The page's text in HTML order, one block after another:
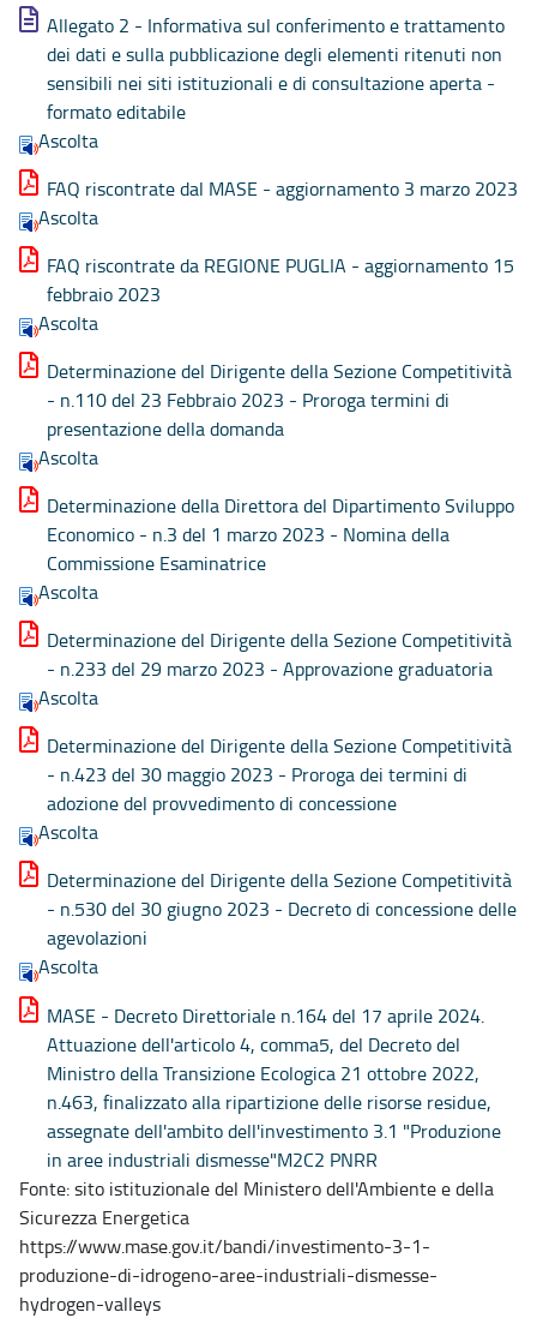
Allegato 2 - Informativa sul conferimento e trattamento
dei dati e sulla pubblicazione degli elementi ritenuti non
sensibili nei siti istituzionali e di consultazione aperta -
formato editabile
Ascolta
FAQ riscontrate dal MASE - aggiornamento 3 marzo 2023
Ascolta
FAQ riscontrate da REGIONE PUGLIA - aggiornamento 15
febbraio 2023
Ascolta
Determinazione del Dirigente della Sezione Competitività
- n.110 del 23 Febbraio 2023 - Proroga termini di
presentazione della domanda
Ascolta
Determinazione della Direttora del Dipartimento Sviluppo
Economico - n.3 del 1 marzo 2023 - Nomina della
Commissione Esaminatrice
Ascolta
Determinazione del Dirigente della Sezione Competitività
- n.233 del 29 marzo 2023 - Approvazione graduatoria
Ascolta
Determinazione del Dirigente della Sezione Competitività
- n.423 del 30 maggio 2023 - Proroga dei termini di
adozione del provvedimento di concessione
Ascolta
Determinazione del Dirigente della Sezione Competitività
- n.530 del 30 giugno 2023 - Decreto di concessione delle
agevolazioni
Ascolta
MASE - Decreto Direttoriale n.164 del 17 aprile 2024.
Attuazione dell'articolo 4, comma5, del Decreto del
Ministro della Transizione Ecologica 21 ottobre 2022,
n.463, finalizzato alla ripartizione delle risorse residue,
assegnate dell'ambito dell'investimento 3.1 "Produzione
in aree industriali dismesse"M2C2 PNRR
Fonte: sito istituzionale del Ministero dell'Ambiente e della
Sicurezza Energetica
https://www.mase.gov.it/bandi/investimento-3-1-
produzione-di-idrogeno-aree-industriali-dismesse-
hydrogen-valleys